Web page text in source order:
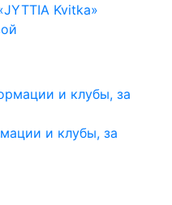
Kvitka»
и клубы, за